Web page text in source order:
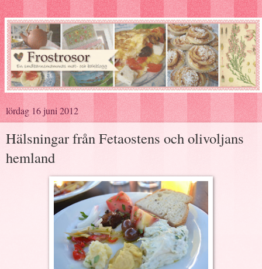
lördag 16 juni 2012
Hälsningar från Fetaostens och olivoljans
hemland